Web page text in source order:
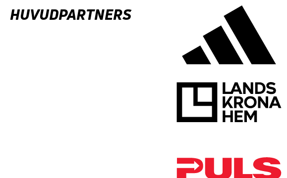
HUVUDPARTNERS